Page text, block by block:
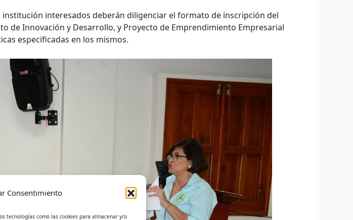
Consentimiento
tecnologías como las cookies para almacenar y/o
interesados deberán diligenciar el formato de inscripción del
de Innovación y Desarrollo, y Proyecto de Emprendimiento Empresarial
especificadas en los mismos.